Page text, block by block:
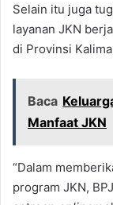
Selain itu juga
layanan JKN
di Provinsi
Baca
Manfaat JKN
“Dalam
program JKN,